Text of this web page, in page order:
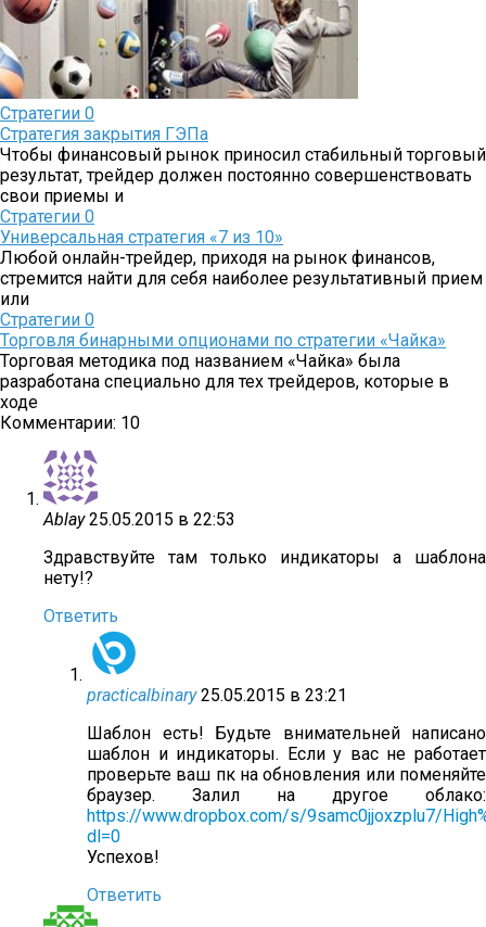
Стратегии 0
Стратегия закрытия ГЭПа
Чтобы финансовый рынок приносил стабильный торговый
результат, трейдер должен постоянно совершенствовать
свои приемы и
Стратегии 0
Универсальная стратегия «7 из 10»
Любой онлайн-трейдер, приходя на рынок финансов,
стремится найти для себя наиболее результативный прием
или
Стратегии 0
Торговля бинарными опционами по стратегии «Чайка»
Торговая методика под названием «Чайка» была
разработана специально для тех трейдеров, которые в
ходе
Комментарии: 10
Ablay 25.05.2015 в 22:53
Здравствуйте там только индикаторы а шаблона
нету!?
Ответить
practicalbinary 25.05.2015 в 23:21
Шаблон есть! Будьте внимательней написано
шаблон и индикаторы. Если у вас не работает
проверьте ваш пк на обновления или поменяйте
браузер. Залил на другое облако:
https://www.dropbox.com/s/9samc0jjoxzplu7/
dl=0
Успехов!
Ответить